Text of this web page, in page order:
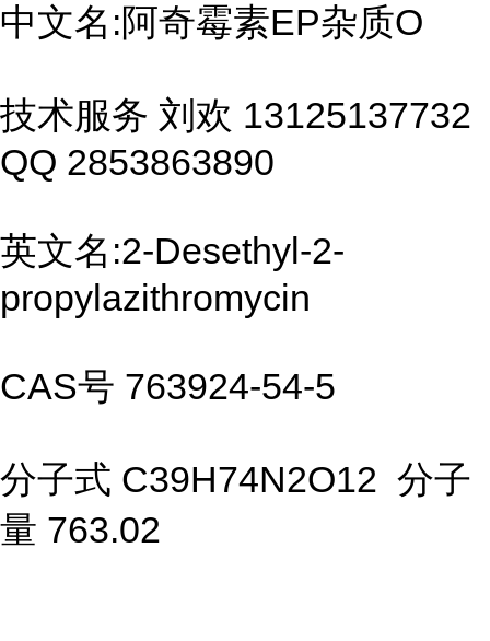
中文名:阿奇霉素EP杂质O
技术服务 刘欢 13125137732
QQ 2853863890
英文名:2-Desethyl-2-
propylazithromycin
CAS号 763924-54-5
分子式 C39H74N2O12 分子
量 763.02